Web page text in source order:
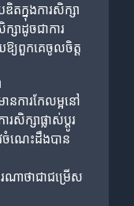
ឌិតក្នុងការសិក្សា
សាដូចជាការ
ឱ្យពួកគេចូលចិត្ត
ានការកែលម្អនៅ
រសិក្សាផ្លាស់ប្តូរ
ចំណេះដឹងបាន
រណាថាជាជម្រើស